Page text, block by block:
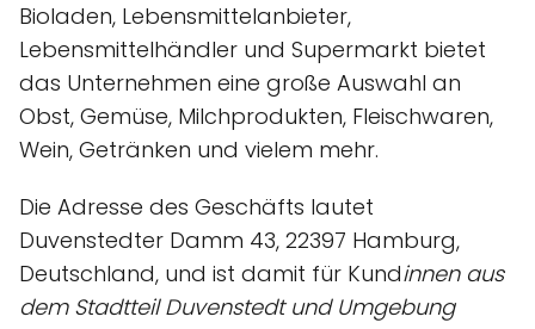
Bioladen, Lebensmittelanbieter,
Lebensmittelhändler und Supermarkt bietet
das Unternehmen eine große Auswahl an
Obst, Gemüse, Milchprodukten, Fleischwaren,
Wein, Getränken und vielem mehr.
Die Adresse des Geschäfts lautet
Duvenstedter Damm 43, 22397 Hamburg,
Deutschland, und ist damit für Kundinnen aus
dem Stadtteil Duvenstedt und Umgebung